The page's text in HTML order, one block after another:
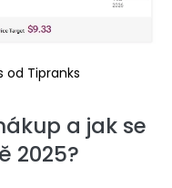
od Tipranks
a jak se
2025?